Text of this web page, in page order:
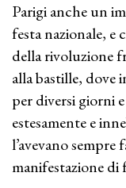
Parigi anche un
festa nazionale, e
della rivoluzione
alla bastille, dove
per diversi giorni
estesamente e
l’avevano
manifestazione